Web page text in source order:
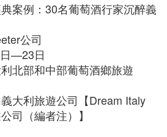
案例：30名葡萄酒行家沉醉義
公司
—23日
北部和中部葡萄酒鄉旅遊
大利旅遊公司【Dream Italy
（編者注）】